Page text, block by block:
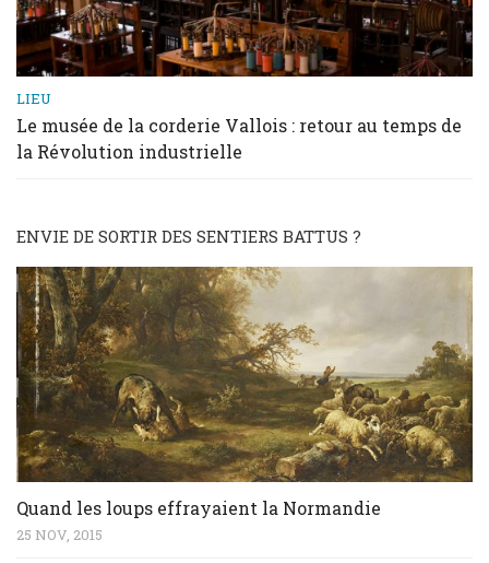
LIEU
Le musée de la corderie Vallois : retour au temps de
la Révolution industrielle
ENVIE DE SORTIR DES SENTIERS BATTUS ?
Quand les loups effrayaient la Normandie
25 NOV, 2015